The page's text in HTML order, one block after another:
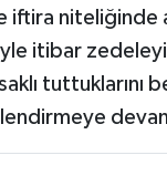
niteliğinde
itibar